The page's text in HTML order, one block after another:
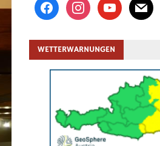
WETTERWARNUNGEN